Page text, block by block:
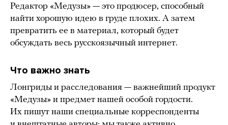
Редактор «Медузы» — это продюсер, способный
найти хорошую идею в груде плохих. А затем
превратить ее в материал, который будет
обсуждать весь русскоязычный интернет.
Что важно знать
Лонгриды и расследования — важнейший продукт
«Медузы» и предмет нашей особой гордости.
Их пишут наши специальные корреспонденты